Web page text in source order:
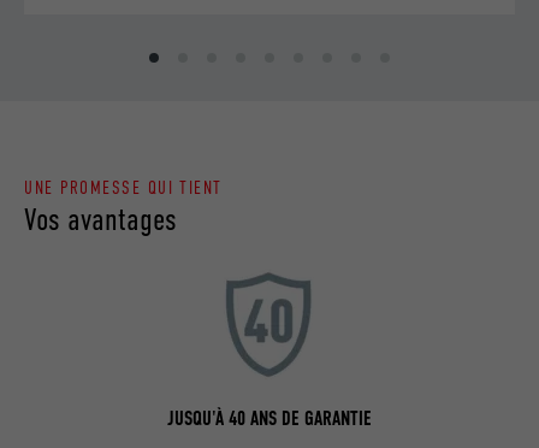
Vos avantages
UNE PROMESSE QUI TIENT
JUSQU'À 40 ANS DE GARANTIE